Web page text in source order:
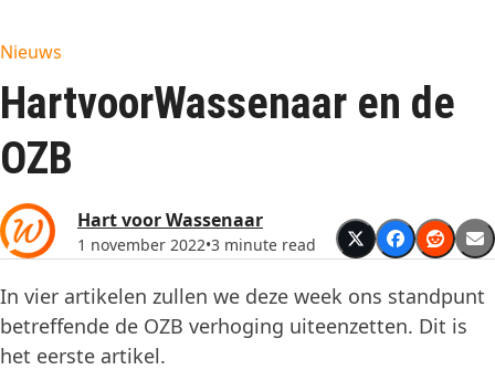
Nieuws
HartvoorWassenaar en de
OZB
Hart voor Wassenaar
1 november 2022•3 minute read
In vier artikelen zullen we deze week ons standpunt
betreffende de OZB verhoging uiteenzetten. Dit is
het eerste artikel.